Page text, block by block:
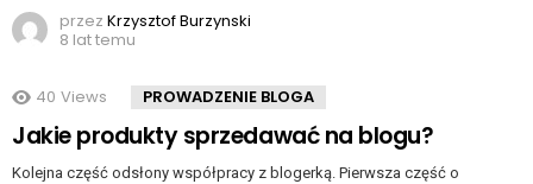
przez Krzysztof Burzynski
8 lat temu
40 Views PROWADZENIE BLOGA
Jakie produkty sprzedawać na blogu?
Kolejna część odsłony współpracy z blogerką. Pierwsza część o